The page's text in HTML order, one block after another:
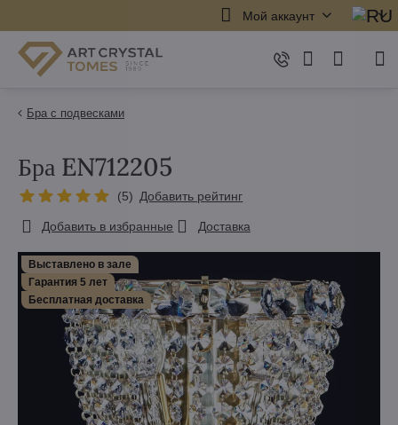
Мой аккаунт
Бра с подвесками
Выставлено в зале
Гарантия 5 лет
Бесплатная доставка
Бра EN712205
(5) Добавить рейтинг
Добавить в избранные Доставка